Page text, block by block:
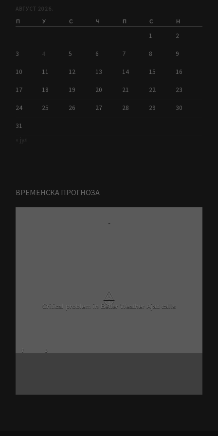
АВГУСТ 2026.
П У С Ч П С Н
1 2
3 4 5 6 7 8 9
10 11 12 13 14 15 16
17 18 19 20 21 22 23
24 25 26 27 28 29 30
31
« јул
ВРЕМЕНСКА ПРОГНОЗА
-
⚠
Critical problem in Better Weather Ajax calls